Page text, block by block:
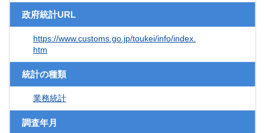
政府統計URL
https://www.customs.go.jp/toukei/info/index.
htm
統計の種類
業務統計
調査年月